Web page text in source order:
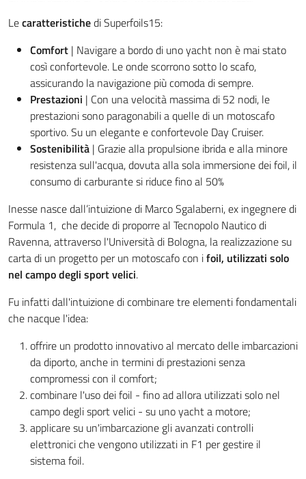
Lecaratteristichedi Superfoils15:
Comfort | Navigare a bordo di uno yacht non è mai stato
così confortevole. Le onde scorrono sotto lo scafo,
assicurando la navigazione più comoda di sempre.
Prestazioni | Con una velocità massima di 52 nodi, le
prestazioni sono paragonabili a quelle di un motoscafo
sportivo. Su un elegante e confortevole Day Cruiser.
Sostenibilità | Grazie alla propulsione ibrida e alla minore
resistenza sull'acqua, dovuta alla sola immersione dei foil, il
consumo di carburante si riduce fino al 50%
Inesse nasce dall’intuizione di MarcoSgalaberni, ex ingegnere di
Formula 1, che decide di proporre al Tecnopolo Nautico di
Ravenna, attraverso l'Università di Bologna, la realizzazione su
carta di un progetto per un motoscafo con ifoil, utilizzati solo
nel campo degli sport velici.
Fu infatti dall'intuizione di combinare tre elementi fondamentali
che nacque l'idea:
offrire un prodotto innovativo al mercato delle imbarcazioni
da diporto, anche in termini di prestazioni senza
compromessi con il comfort;
combinare l'uso dei foil - fino ad allora utilizzati solo nel
campo degli sport velici - su uno yacht a motore;
applicare su un'imbarcazione gli avanzati controlli
elettronici che vengono utilizzati in F1 per gestire il
sistema foil.